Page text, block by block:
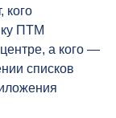
кого
ПТМ
а кого —
списков